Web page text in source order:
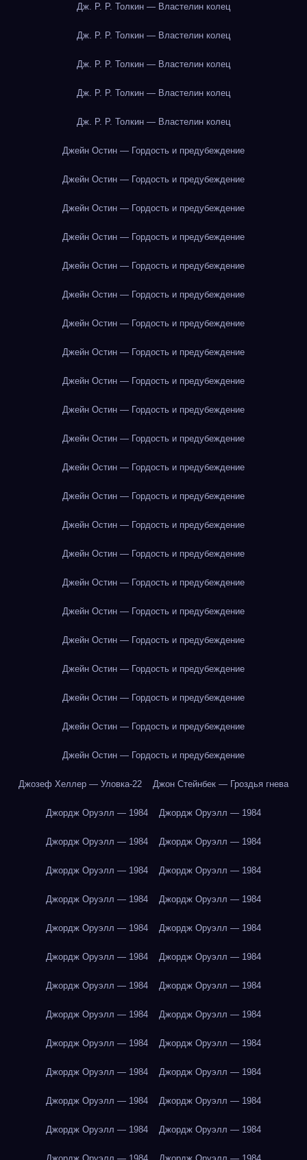
Дж. Р. Р. Толкин — Властелин колец
Дж. Р. Р. Толкин — Властелин колец
Дж. Р. Р. Толкин — Властелин колец
Дж. Р. Р. Толкин — Властелин колец
Дж. Р. Р. Толкин — Властелин колец
Джейн Остин — Гордость и предубеждение
Джейн Остин — Гордость и предубеждение
Джейн Остин — Гордость и предубеждение
Джейн Остин — Гордость и предубеждение
Джейн Остин — Гордость и предубеждение
Джейн Остин — Гордость и предубеждение
Джейн Остин — Гордость и предубеждение
Джейн Остин — Гордость и предубеждение
Джейн Остин — Гордость и предубеждение
Джейн Остин — Гордость и предубеждение
Джейн Остин — Гордость и предубеждение
Джейн Остин — Гордость и предубеждение
Джейн Остин — Гордость и предубеждение
Джейн Остин — Гордость и предубеждение
Джейн Остин — Гордость и предубеждение
Джейн Остин — Гордость и предубеждение
Джейн Остин — Гордость и предубеждение
Джейн Остин — Гордость и предубеждение
Джейн Остин — Гордость и предубеждение
Джейн Остин — Гордость и предубеждение
Джейн Остин — Гордость и предубеждение
Джейн Остин — Гордость и предубеждение
Джозеф Хеллер — Уловка-22 Джон Стейнбек — Гроздья гнева
Джордж Оруэлл — 1984 Джордж Оруэлл — 1984
Джордж Оруэлл — 1984 Джордж Оруэлл — 1984
Джордж Оруэлл — 1984 Джордж Оруэлл — 1984
Джордж Оруэлл — 1984 Джордж Оруэлл — 1984
Джордж Оруэлл — 1984 Джордж Оруэлл — 1984
Джордж Оруэлл — 1984 Джордж Оруэлл — 1984
Джордж Оруэлл — 1984 Джордж Оруэлл — 1984
Джордж Оруэлл — 1984 Джордж Оруэлл — 1984
Джордж Оруэлл — 1984 Джордж Оруэлл — 1984
Джордж Оруэлл — 1984 Джордж Оруэлл — 1984
Джордж Оруэлл — 1984 Джордж Оруэлл — 1984
Джордж Оруэлл — 1984 Джордж Оруэлл — 1984